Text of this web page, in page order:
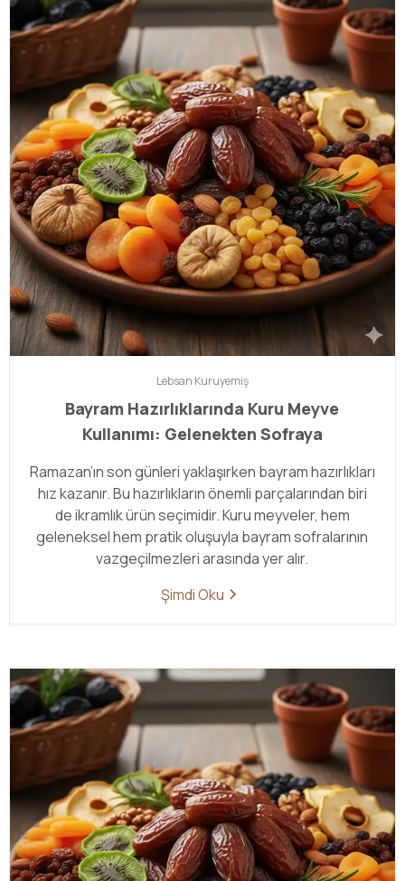
Lebsan Kuruyemiş
Bayram Hazırlıklarında Kuru Meyve
Kullanımı: Gelenekten Sofraya
Ramazan’ın son günleri yaklaşırken bayram hazırlıkları
hız kazanır. Bu hazırlıkların önemli parçalarından biri
de ikramlık ürün seçimidir. Kuru meyveler, hem
geleneksel hem pratik oluşuyla bayram sofralarının
vazgeçilmezleri arasında yer alır.
Şimdi Oku